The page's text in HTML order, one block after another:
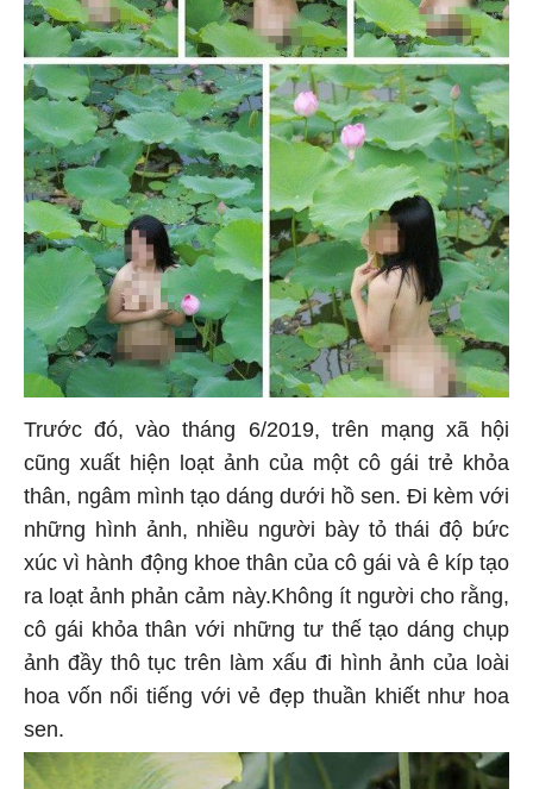
Trước đó, vào tháng 6/2019, trên mạng xã hội
cũng xuất hiện loạt ảnh của một cô gái trẻ khỏa
thân, ngâm mình tạo dáng dưới hồ sen. Đi kèm với
những hình ảnh, nhiều người bày tỏ thái độ bức
xúc vì hành động khoe thân của cô gái và ê kíp tạo
ra loạt ảnh phản cảm này.Không ít người cho rằng,
cô gái khỏa thân với những tư thế tạo dáng chụp
ảnh đầy thô tục trên làm xấu đi hình ảnh của loài
hoa vốn nổi tiếng với vẻ đẹp thuần khiết như hoa
sen.